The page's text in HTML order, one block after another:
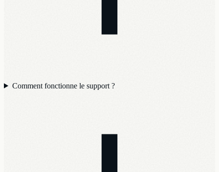
Comment fonctionne le support ?